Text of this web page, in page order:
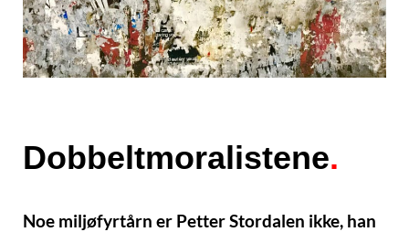
Dobbeltmoralistene.
Noe miljøfyrtårn er Petter Stordalen ikke, han